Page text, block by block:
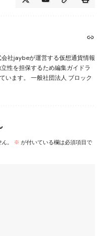
社jaybeが運営する仮想通貨情報
性を担保するため編集ガイドラ
います。 一般社団法人 ブロック
。 ※ が付いている欄は必須項目で